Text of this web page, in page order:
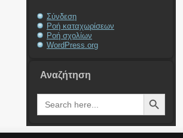
Σύνδεση
Ροή καταχωρίσεων
Ροή σχολίων
WordPress.org
Αναζήτηση
Search
for:
Search Button